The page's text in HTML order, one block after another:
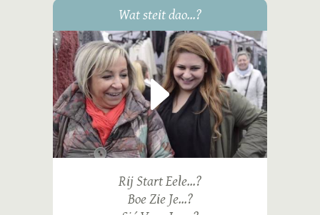
Wat steit dao...?
Rij Start Eele...?
Boe Zie Je...?